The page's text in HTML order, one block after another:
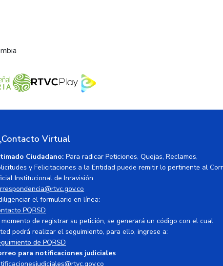
Contacto Virtual
Ciudadano: Para radicar Peticiones, Quejas, Reclamos,
y Felicitaciones a la Entidad puede remitir lo pertinente al
Institucional de Inravisión
el formulario en línea:
PQRSD
de registrar su petición, se generará un código con el cual
podrá realizar el seguimiento, para ello, ingrese a:
de PQRSD
para notificaciones judiciales